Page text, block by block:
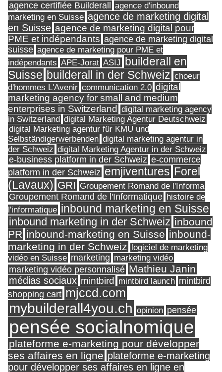
agence certifiée Builderall
agence d'inbound
marketing en Suisse agence de marketing digital
en Suisse agence de marketing digital pour
PME et indépendants agence de marketing digital
suisse agence de marketing pour PME et
indépendants APE-Jorat ASIJ builderall en
Suisse builderall in der Schweiz choeur
d'hommes L'Avenir communication 2.0 digital
marketing agency for small and medium
enterprises in Switzerland digital marketing agency
in Switzerland digital Marketing Agentur Deutschweiz
digital Marketing agentur für KMU und
Selbständigerwerbenden digital marketing agentur in
der Schweiz digital Marketing Agentur in der Schweiz
e-business platform in der Schweiz e-commerce
platform in der Schweiz emjiventures Forel
(Lavaux) GRI Groupement Romand de l'Informa
Groupement Romand de l'Informatique histoire de
l'informatique inbound marketing en Suisse
inbound marketing in der Schweiz inbound
PR inbound-marketing en Suisse inbound-
marketing in der Schweiz logiciel de marketing
vidéo en Suisse marketing marketing vidéo
marketing vidéo personnalisé Mathieu Janin
médias sociaux mintbird mintbird launch mintbird
shopping cart mjccd.com
mybuilderall4you.ch opinion pensée
pensée socialnomique
plateforme e-marketing pour développer
ses affaires en ligne plateforme e-marketing
pour développer ses affaires en ligne en